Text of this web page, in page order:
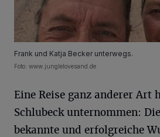
Frank und Katja Becker unterwegs.
Foto: www.junglelovesand.de
Eine Reise ganz anderer Art
Schlubeck unternommen:
bekannte und erfolgreiche